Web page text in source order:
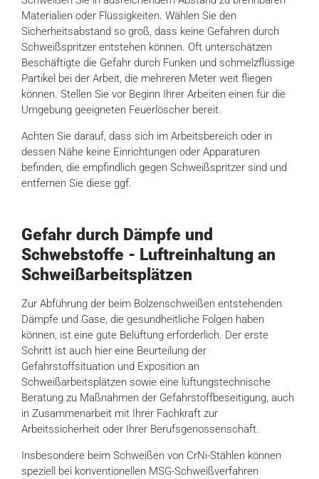
Materialien oder Flüssigkeiten. Wählen Sie den
Sicherheitsabstand so groß, dass keine Gefahren durch
Schweißspritzer entstehen können. Oft unterschätzen
Beschäftigte die Gefahr durch Funken und schmelzflüssige
Partikel bei der Arbeit, die mehreren Meter weit fliegen
können. Stellen Sie vor Beginn Ihrer Arbeiten einen für die
Umgebung geeigneten Feuerlöscher bereit.
Achten Sie darauf, dass sich im Arbeitsbereich oder in
dessen Nähe keine Einrichtungen oder Apparaturen
befinden, die empfindlich gegen Schweißspritzer sind und
entfernen Sie diese ggf.
Gefahr durch Dämpfe und
Schwebstoffe - Luftreinhaltung an
Schweißarbeitsplätzen
Zur Abführung der beim Bolzenschweißen entstehenden
Dämpfe und Gase, die gesundheitliche Folgen haben
können, ist eine gute Belüftung erforderlich. Der erste
Schritt ist auch hier eine Beurteilung der
Gefahrstoffsituation und Exposition an
Schweißarbeitsplätzen sowie eine lüftungstechnische
Beratung zu Maßnahmen der Gefahrstoffbeseitigung, auch
in Zusammenarbeit mit Ihrer Fachkraft zur
Arbeitssicherheit oder Ihrer Berufsgenossenschaft.
Insbesondere beim Schweißen von CrNi-Stählen können
speziell bei konventionellen MSG-Schweißverfahren